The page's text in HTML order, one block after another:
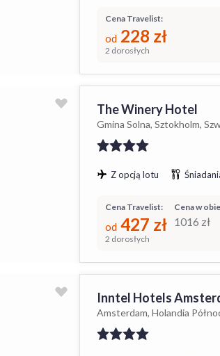
Cena Travelist:
od 228 zł
2 dorosłych
The Winery Hotel
Gmina Solna, Sztokholm,
Z opcją lotu
Cena w
1016 zł
Cena Travelist:
od 427 zł
2 dorosłych
Inntel Hotels
Amsterdam, Holandia